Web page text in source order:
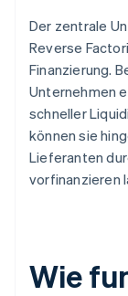
Der zentrale
Reverse
Finanzierung.
Unternehmen
schneller
können sie
Lieferanten
vorfinanzieren
Wie